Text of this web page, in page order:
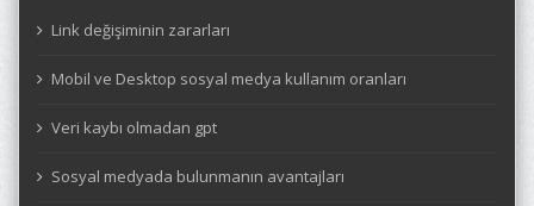
Link değişiminin zararları
Mobil ve Desktop sosyal medya kullanım oranları
Veri kaybı olmadan gpt
Sosyal medyada bulunmanın avantajları